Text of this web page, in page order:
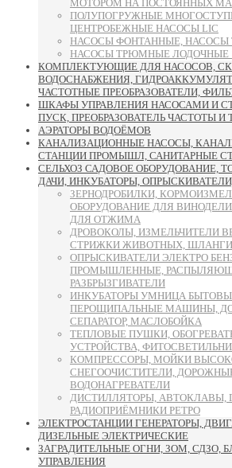
МОТОРОМ НА ПОСТОЯННЫХ
ПОЛУПОГРУЖНЫЕ
ЦЕНТРОБЕЖНЫЕ НАСОСЫ LIC
НАСОСЫ ФОНТАННЫЕ, НАСОСЫ
НАСОСЫ ТРЮМНЫЕ ЛОДОЧНЫЕ
КОМПЛЕКТУЮЩИЕ ДЛЯ НАСОСОВ,
ВОДОСНАБЖЕНИЯ,
ЧАСТОТНЫЕ ПРЕОБРАЗОВАТЕЛИ,
ШКАФЫ УПРАВЛЕНИЯ НАСОСАМИ И
ПУСК, ПРЕОБРАЗОВАТЕЛЬ ЧАСТОТЫ И
АЭРАТОРЫ ВОДОЁМОВ
КАНАЛИЗАЦИОННЫЕ НАСОСЫ,
СТАНЦИИ ПРОМЫШЛ, САНИТАРНЫЕ
СЕЛЬХОЗ САДОВОЕ ОБОРУДОВАНИЕ,
ДАЧИ, ИНКУБАТОРЫ,
ЗЕРНОДРОБИЛКИ,
ОБОРУДОВАНИЕ ДЛЯ
ДЛЯ ОТЖИМА
ДРОВОКОЛЫ, ИЗМЕЛЬЧИТЕЛИ
СТРИЖКИ ЖИВОТНЫХ, ШЛАНГИ
ОПРЫСКИВАТЕЛИ ЭЛЕКТРО
ПРОМЫШЛЕННЫЕ,
РАЗБРЫЗГИВАТЕЛИ
ИНКУБАТОРЫ УМНИЦА
ПЕРОЩИПАЛЬНЫЕ МАШИНЫ,
СЕПАРАТОР, МАСЛОБОЙКА
ТЕПЛОВЫЕ ПУШКИ,
УСТРОЙСТВА,
КОМПРЕССОРЫ, МОЙКИ
СНЕГООЧИСТИТЕЛИ,
ВОДОНАГРЕВАТЕЛИ
ДИСТИЛЛЯТОРЫ, АВТОКЛАВЫ,
РАДИОПРИЁМНИКИ РЕТРО
ЭЛЕКТРОСТАНЦИИ ГЕНЕРАТОРЫ,
ДИЗЕЛЬНЫЕ ЭЛЕКТРИЧЕСКИЕ
ЗАГРАДИТЕЛЬНЫЕ ОГНИ, ЗОМ, СДЗО,
УПРАВЛЕНИЯ